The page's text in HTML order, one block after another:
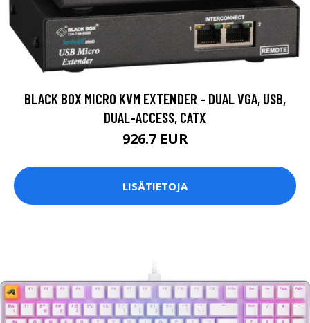
BLACK BOX MICRO KVM EXTENDER - DUAL VGA, USB,
DUAL-ACCESS, CATX
926.7 EUR
LISÄTIETOJA